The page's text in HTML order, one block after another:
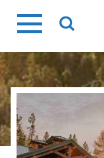
Ir
al